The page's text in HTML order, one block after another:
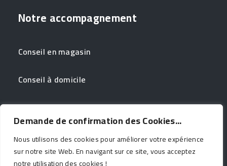
Demande de confirmation des Cookies...
Nous utilisons des cookies pour améliorer votre expérience
sur notre site Web. En navigant sur ce site, vous acceptez
Notre accompagnement
Conseil en magasin
Conseil à domicile
Couleur à domicile